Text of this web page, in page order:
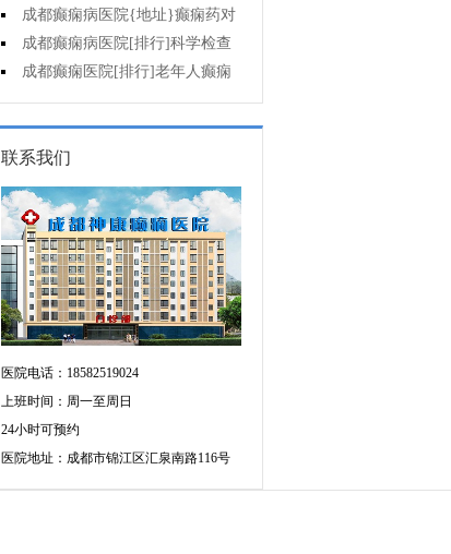
有哪些误区?
成都癫痫病医院{地址}癫痫药对
孩子有伤害吗?
成都癫痫病医院[排行]科学检查
癫痫的重要性?
成都癫痫医院[排行]老年人癫痫
发作时应该怎么办?
联系我们
医院电话：18582519024
上班时间：周一至周日
24小时可预约
医院地址：成都市锦江区汇泉南路116号